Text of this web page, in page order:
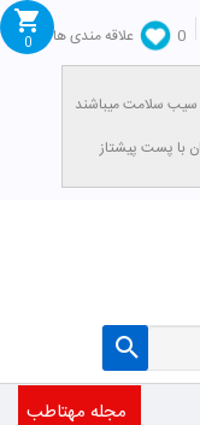
0
علاقه مندی ها
0
مجله مهتاطب